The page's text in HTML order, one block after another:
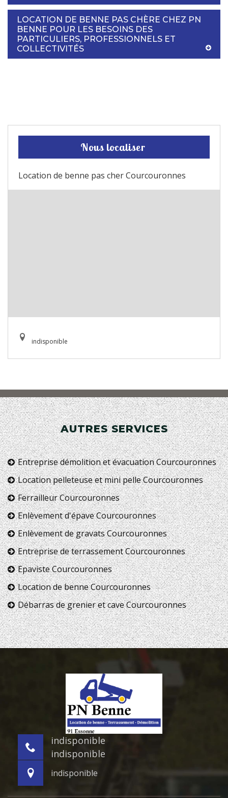
LOCATION DE BENNE PAS CHÈRE CHEZ PN
BENNE POUR LES BESOINS DES
PARTICULIERS, PROFESSIONNELS ET
COLLECTIVITÉS
Nous localiser
Location de benne pas cher Courcouronnes
indisponible
AUTRES SERVICES
Entreprise démolition et évacuation Courcouronnes
Location pelleteuse et mini pelle Courcouronnes
Ferrailleur Courcouronnes
Enlèvement d'épave Courcouronnes
Enlèvement de gravats Courcouronnes
Entreprise de terrassement Courcouronnes
Epaviste Courcouronnes
Location de benne Courcouronnes
Débarras de grenier et cave Courcouronnes
indisponible
indisponible
indisponible